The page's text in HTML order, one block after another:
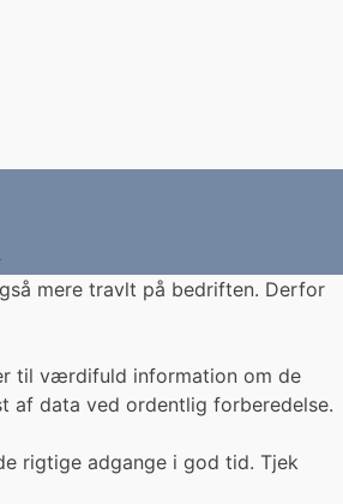
mere travlt på bedriften. Derfor
til værdifuld information om de
af data ved ordentlig forberedelse.
rigtige adgange i god tid. Tjek